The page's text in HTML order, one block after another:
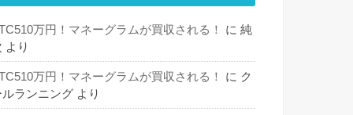
万円！マネーグラムが買収される！ に 純
より
万円！マネーグラムが買収される！ に ク
ルランニング より